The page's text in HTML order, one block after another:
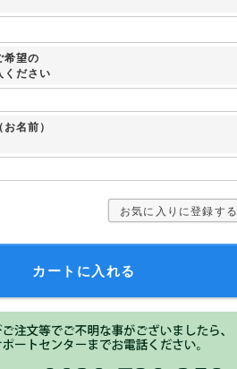
望の
ださい
名前）
お気に入りに登録する
カートに入れる